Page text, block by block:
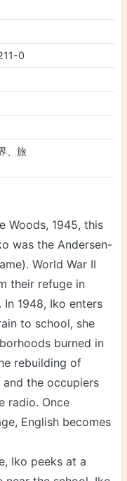
0
、旅
Woods, 1945, this
was the Andersen-
World War II
their refuge in
1948, Iko enters
to school, she
burned in
rebuilding of
and the occupiers
radio. Once
English becomes
Iko peeks at a